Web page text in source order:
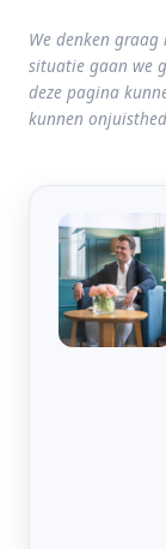
We denken
situatie gaan we
deze pagina
kunnen